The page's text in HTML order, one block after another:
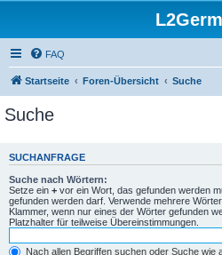
FAQ
Startseite Foren-Übersicht Suche
Suche
SUCHANFRAGE
Suche nach Wörtern:
Setze ein + vor ein Wort, das gefunden werden
gefunden werden darf. Verwende mehrere
Klammer, wenn nur eines der Wörter gefunden
Platzhalter für teilweise Übereinstimmungen.
Nach allen Begriffen suchen oder Suche wie